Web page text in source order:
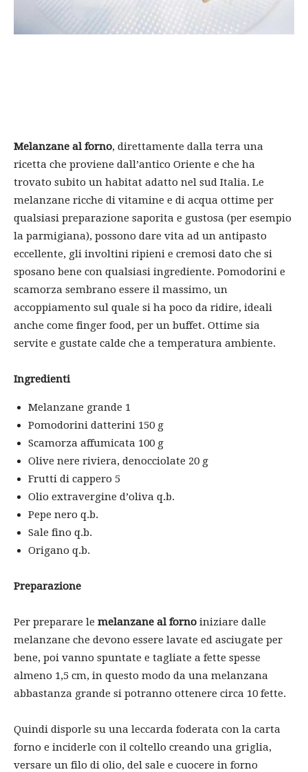
Melanzane al forno, direttamente dalla terra una
ricetta che proviene dall’antico Oriente e che ha
trovato subito un habitat adatto nel sud Italia. Le
melanzane ricche di vitamine e di acqua ottime per
qualsiasi preparazione saporita e gustosa (per esempio
la parmigiana), possono dare vita ad un antipasto
eccellente, gli involtini ripieni e cremosi dato che si
sposano bene con qualsiasi ingrediente. Pomodorini e
scamorza sembrano essere il massimo, un
accoppiamento sul quale si ha poco da ridire, ideali
anche come finger food, per un buffet. Ottime sia
servite e gustate calde che a temperatura ambiente.
Ingredienti
Melanzane grande 1
Pomodorini datterini 150 g
Scamorza affumicata 100 g
Olive nere riviera, denocciolate 20 g
Frutti di cappero 5
Olio extravergine d’oliva q.b.
Pepe nero q.b.
Sale fino q.b.
Origano q.b.
Preparazione
Per preparare le melanzane al forno iniziare dalle
melanzane che devono essere lavate ed asciugate per
bene, poi vanno spuntate e tagliate a fette spesse
almeno 1,5 cm, in questo modo da una melanzana
abbastanza grande si potranno ottenere circa 10 fette.
Quindi disporle su una leccarda foderata con la carta
forno e inciderle con il coltello creando una griglia,
versare un filo di olio, del sale e cuocere in forno